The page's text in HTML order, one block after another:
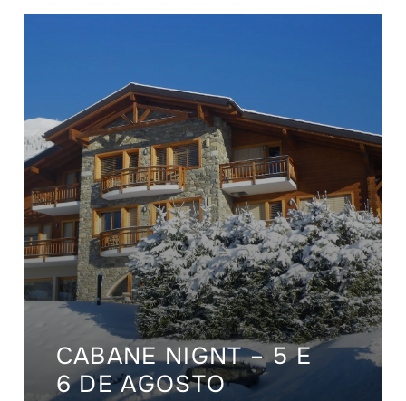
CABANE NIGNT – 5 E
6 DE AGOSTO